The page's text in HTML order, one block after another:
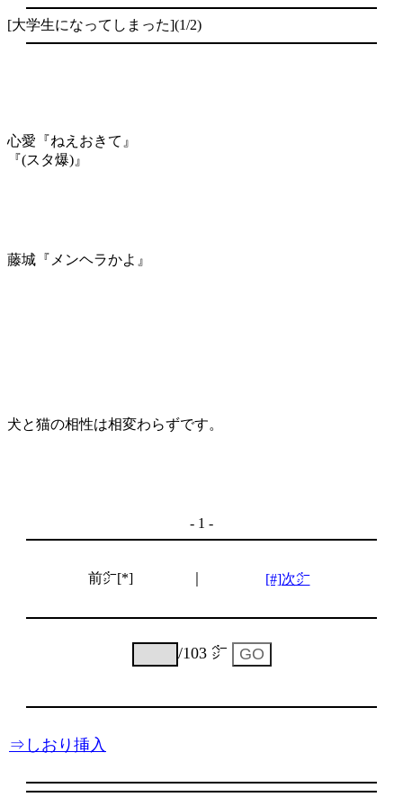
[大学生になってしまった](1/2)
心愛『ねえおきて』
『(スタ爆)』
藤城『メンヘラかよ』
犬と猫の相性は相変わらずです。
- 1 -
前㌻[*] [#]次㌻
/103 ㌻
⇒しおり挿入